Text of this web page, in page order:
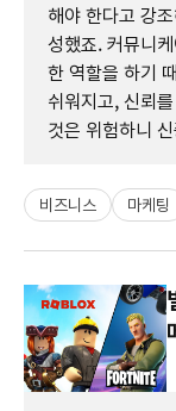
해야 한다고 강
성했죠. 커뮤니
한 역할을 하기
쉬워지고, 신뢰
것은 위험하니
비즈니스 마케팅